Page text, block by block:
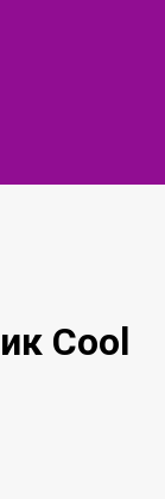
Cool